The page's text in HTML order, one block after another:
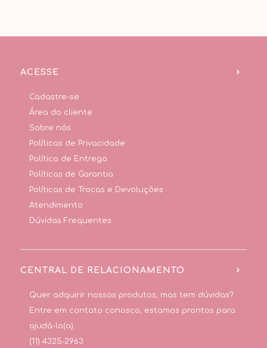
ACESSE
Cadastre-se
Área do cliente
Sobre nós
Políticas de Privacidade
Política de Entrega
Políticas de Garantia
Políticas de Trocas e Devoluções
Atendimento
Dúvidas Frequentes
CENTRAL DE RELACIONAMENTO
Quer adquirir nossos produtos, mas tem dúvidas?
Entre em contato conosco, estamos prontos para
ajudá-lo(a).
(11) 4325-2963